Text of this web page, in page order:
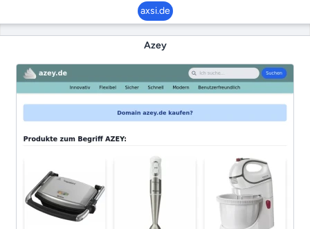
axsi.de
Azey